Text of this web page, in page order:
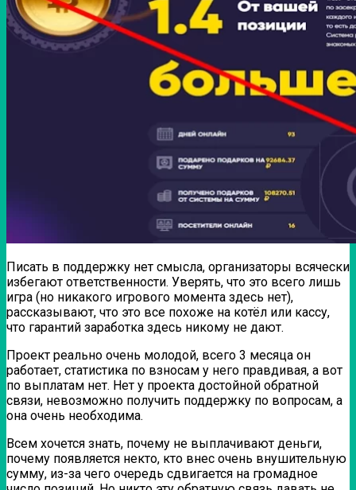
Писать в поддержку нет смысла, организаторы всячески
избегают ответственности. Уверять, что это всего лишь
игра (но никакого игрового момента здесь нет),
рассказывают, что это все похоже на котёл или кассу,
что гарантий заработка здесь никому не дают.
Проект реально очень молодой, всего 3 месяца он
работает, статистика по взносам у него правдивая, а вот
по выплатам нет. Нет у проекта достойной обратной
связи, невозможно получить поддержку по вопросам, а
она очень необходима.
Всем хочется знать, почему не выплачивают деньги,
почему появляется некто, кто внес очень внушительную
сумму, из-за чего очередь сдвигается на громадное